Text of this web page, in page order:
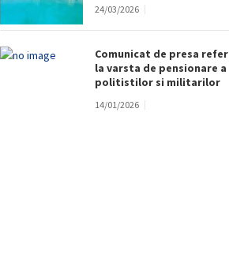
24/03/2026
Comunicat de presa
la varsta de pensionare a
politistilor si militarilor
14/01/2026